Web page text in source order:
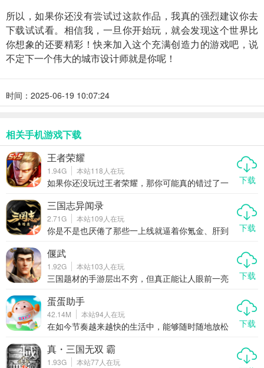
所以，如果你还没有尝试过这款作品，我真的强烈建议你去
下载试试看。相信我，一旦你开始玩，就会发现这个世界比
你想象的还要精彩！快来加入这个充满创造力的游戏吧，说
不定下一个伟大的城市设计师就是你呢！
时间：2025-06-19 10:07:24
相关手机游戏下载
王者荣耀
1.94G 本站118 人在玩
如果你还没玩过王者荣耀，那你可能真的错过了一
国民级手游。这不仅仅是一款手机游戏，它更像是
一场全民参与的电竞狂欢，一个靠操作和意识说话
的公平竞技场。在这里，没有无敌的氪金英雄，只
有不断进阶的技术与团队配合。无论你是喜欢秀操
者荣耀都能给你一席之地。
下载
三国志异闻录
2.71G 本站109 人在玩
你是不是也厌倦了那些一上线就逼着你氪金、肝到
也能玩得爽的三国题材新游杀进市场——三国志异
闻录。这可不是又一款换皮卡牌堆战力的游戏，它
是腾讯首款Q版回合制RPG，主打轻松收集、开放
养成、自由交易，甚至还能搬砖赚点零花钱。没
多，而是看谁玩得聪明。今天咱们就好好聊聊，为
什么这款看似萌系实则硬核的手游，正在悄悄改变
你对三国游戏的认知。
下载
偃武
1.92G 本站103 人在玩
三国题材的手游层出不穷，但真正能让人眼前一亮
戏中脱颖而出的作品。它不仅将三国历史与战略玩
法深度融合，还通过高品质的画面、万人同屏的即
时战斗以及真实细腻的单位设定，为玩家带来前所
未有的沉浸式体验。如果你是策略游戏爱好者，又
试。
下载
蛋蛋助手
42.14M 本站94 人在玩
在如今节奏越来越快的生活中，能够随时随地放松
的休闲点消类手游蛋蛋助手，正是这样一款让人一
玩就停不下来的小清新游戏。它不仅玩法简单、操
作轻松，还融合了丰富的关卡设计和趣味元素，无
下载
真・三国无双 霸
1.93G 本站77人在玩